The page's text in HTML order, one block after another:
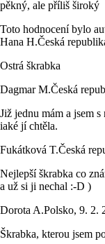
pěkný, ale příliš široký
Toto hodnocení bylo
Hana H.Česká
Ostrá škrabka
Dagmar M.Česká
Již jednu mám a jsem
iaké jí chtěla.
Fukátková T.Česká
Nejlepší škrabka co
a už si ji nechal :-D )
Dorota A.Polsko, 9. 2.
Škrabka, kterou jsem